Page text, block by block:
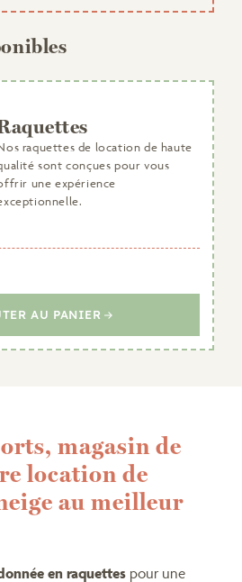
raquettes de location de haute
sont conçues pour vous
une expérience
AU PANIER
magasin de
location de
au meilleur
en raquettes pour une